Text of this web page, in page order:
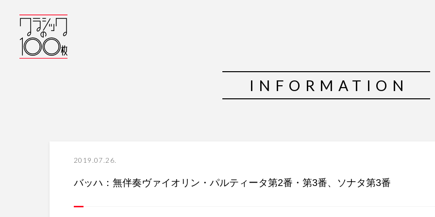
INFORMATION
2019.07.26.
バッハ：無伴奏ヴァイオリン・パルティータ第2番・第3番、ソナタ第3番